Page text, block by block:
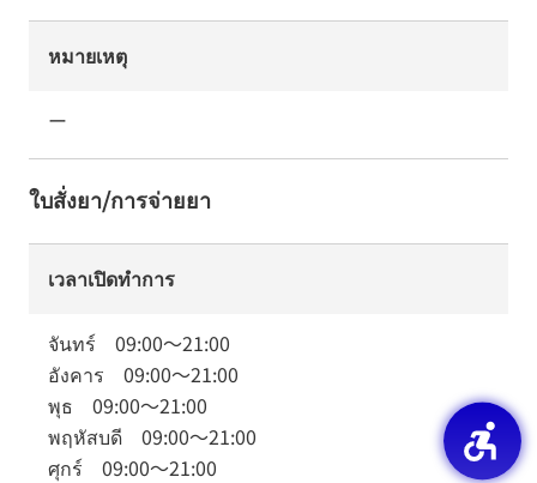
หมายเหตุ
ー
ใบสั่งยา/การจ่ายยา
เวลาเปิดทำการ
จันทร์ 09:00～21:00
อังคาร 09:00～21:00
พุธ 09:00～21:00
พฤหัสบดี 09:00～21:00
ศุกร์ 09:00～21:00